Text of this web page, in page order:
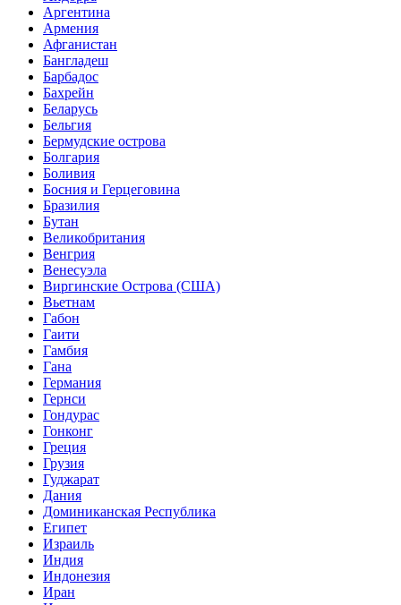
Аргентина
Армения
Афганистан
Бангладеш
Барбадос
Бахрейн
Беларусь
Бельгия
Бермудские острова
Болгария
Боливия
Босния и Герцеговина
Бразилия
Бутан
Великобритания
Венгрия
Венесуэла
Виргинские Острова (США)
Вьетнам
Габон
Гаити
Гамбия
Гана
Германия
Гернси
Гондурас
Гонконг
Греция
Грузия
Гуджарат
Дания
Доминиканская Республика
Египет
Израиль
Индия
Индонезия
Иран